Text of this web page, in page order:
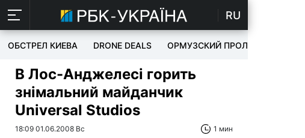
RU
ОБСТРЕЛ КИЕВА DRONE DEALS ОРМУЗСКИЙ ПРОЛИВ
В Лос-Анджелесі горить
знімальний майданчик
Universal Studios
18:09 01.06.2008 Вс 1 мин